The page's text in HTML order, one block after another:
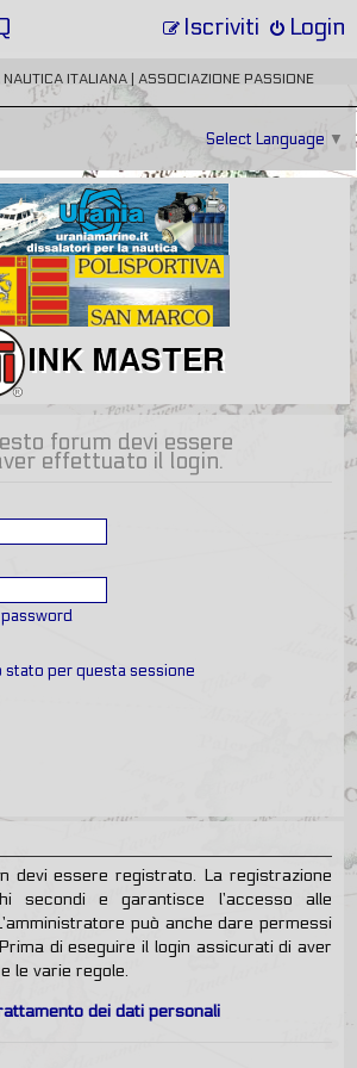
Login
Iscriviti
ITALIANA | ASSOCIAZIONE PASSIONE
Select Language ▼
forum devi essere
effettuato il login.
stato per questa sessione
devi essere registrato. La registrazione
secondi e garantisce l’accesso alle
può anche dare permessi
di eseguire il login assicurati di aver
le varie regole.
dei dati personali